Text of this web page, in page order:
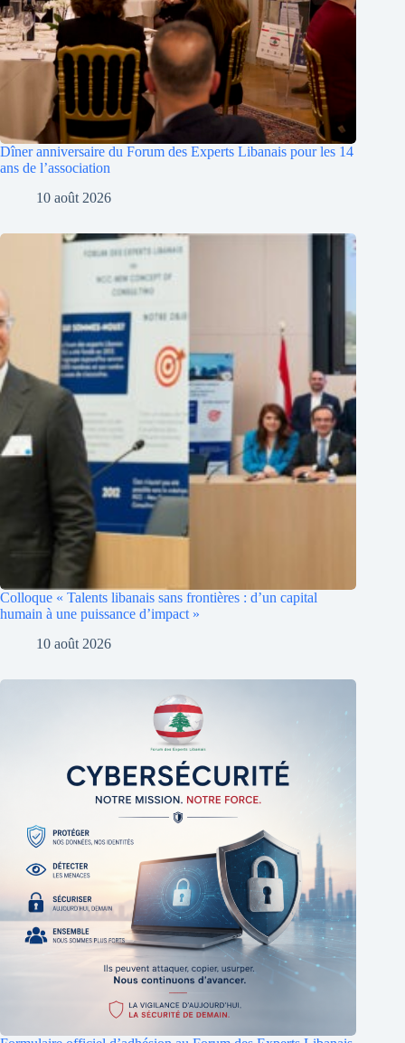
Dîner anniversaire du Forum des Experts Libanais pour les 14
ans de l’association
10 août 2026
Colloque « Talents libanais sans frontières : d’un capital
humain à une puissance d’impact »
10 août 2026